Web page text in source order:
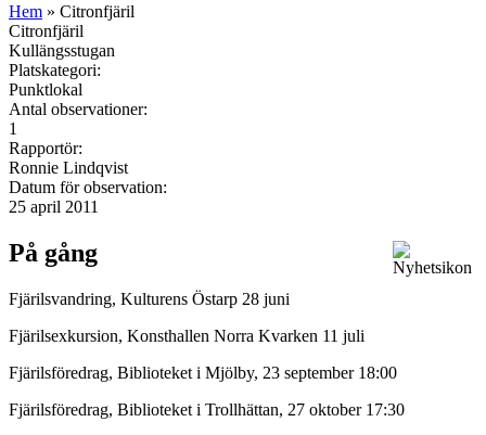
Hem » Citronfjäril
Citronfjäril
Kullängsstugan
Platskategori:
Punktlokal
Antal observationer:
1
Rapportör:
Ronnie Lindqvist
Datum för observation:
25 april 2011
På gång
Fjärilsvandring, Kulturens Östarp 28 juni
Fjärilsexkursion, Konsthallen Norra Kvarken 11 juli
Fjärilsföredrag, Biblioteket i Mjölby, 23 september 18:00
Fjärilsföredrag, Biblioteket i Trollhättan, 27 oktober 17:30